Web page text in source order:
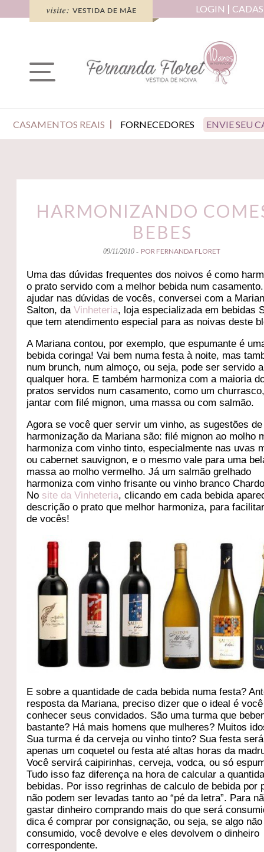
LOGIN
CASAMENTOS REAIS FORNECEDORES ENVIE SEU
HARMONIZANDO
BEBES
09/11/2010 - POR FERNANDA FLORET
Uma das dúvidas frequentes dos noivos é como
o prato servido com a melhor bebida num
ajudar nas dúvidas de vocês, conversei com a
Salton, daVinheteria, loja especializada em bebidas
que tem atendimento especial para as noivas deste
A Mariana contou, por exemplo, que espumante é
bebida coringa! Vai bem numa festa à noite, mas
num brunch, num almoço, ou seja, pode ser servido a
qualquer hora. E também harmoniza com a maioria
pratos servidos num casamento, como um
jantar com filé mignon, uma massa ou com salmão.
Agora se você quer servir um vinho, as sugestões de
harmonização da Mariana são: filé mignon ao molho
harmoniza com vinho tinto, especialmente nas uvas
ou cabernet sauvignon, e o mesmo vale para uma
massa ao molho vermelho. Já um salmão grelhado
harmoniza com vinho frisante ou vinho branco
No site da Vinheteria, clicando em cada bebida
descrição o prato que melhor harmoniza, para
de vocês!
E sobre a quantidade de cada bebida numa festa?
resposta da Mariana, preciso dizer que o ideal é você
conhecer seus convidados. São uma turma que
bastante? Há mais homens que mulheres? Muitos
Sua turma é da cerveja ou vinho tinto? Sua festa será
apenas um coquetel ou festa até altas horas da
Você servirá caipirinhas, cerveja, vodca, ou só
Tudo isso faz diferença na hora de calcular a
bebidas. Por isso regrinhas de calculo de bebida por
não podem ser levadas tanto ao “pé da letra”. Para
gastar dinheiro comprando mais do que será
dica é comprar por consignação, ou seja, se algo
consumido, você devolve e eles devolvem o dinheiro
correspondente.